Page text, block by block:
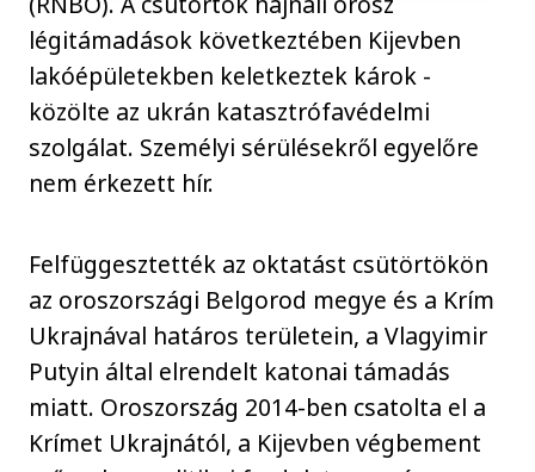
légitámadások következtében Kijevben
lakóépületekben keletkeztek károk -
közölte az ukrán katasztrófavédelmi
szolgálat. Személyi sérülésekről egyelőre
nem érkezett hír.
Felfüggesztették az oktatást csütörtökön
az oroszországi Belgorod megye és a Krím
Ukrajnával határos területein, a Vlagyimir
Putyin által elrendelt katonai támadás
miatt. Oroszország 2014-ben csatolta el a
Krímet Ukrajnától, a Kijevben végbement